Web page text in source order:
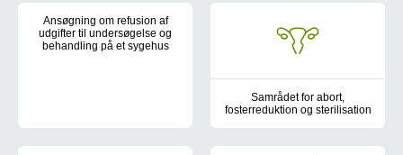
Ansøgning om refusion af
udgifter til undersøgelse og
behandling på et sygehus
Samrådet for abort,
fosterreduktion og sterilisation